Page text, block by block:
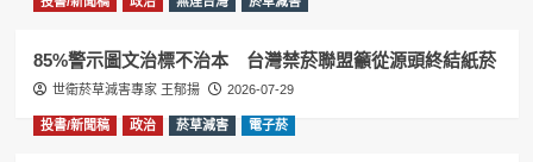
85%警示圖文治標不治本 台灣禁菸聯盟籲從源頭終結紙菸
世衛菸草減害專家 王郁揚 2026-07-29
投書/新聞稿 政治 菸草減害 電子菸